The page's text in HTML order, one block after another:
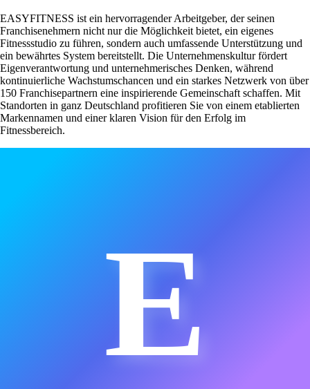
EASYFITNESS ist ein hervorragender Arbeitgeber, der seinen
Franchisenehmern nicht nur die Möglichkeit bietet, ein eigenes
Fitnessstudio zu führen, sondern auch umfassende Unterstützung und
ein bewährtes System bereitstellt. Die Unternehmenskultur fördert
Eigenverantwortung und unternehmerisches Denken, während
kontinuierliche Wachstumschancen und ein starkes Netzwerk von über
150 Franchisepartnern eine inspirierende Gemeinschaft schaffen. Mit
Standorten in ganz Deutschland profitieren Sie von einem etablierten
Markennamen und einer klaren Vision für den Erfolg im
Fitnessbereich.
E